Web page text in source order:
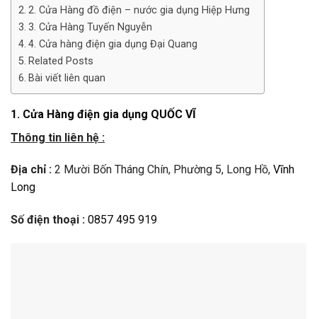
2. Cửa Hàng đồ điện – nước gia dụng Hiệp Hưng
3. Cửa Hàng Tuyến Nguyễn
4. Cửa hàng điện gia dụng Đại Quang
Related Posts
Bài viết liên quan
1. Cửa Hàng điện gia dụng QUỐC VĨ
Thông tin liên hệ :
Địa chỉ : 2 Mười Bốn Tháng Chín, Phường 5, Long Hồ, Vĩnh
Long
Số điện thoại : 0857 495 919